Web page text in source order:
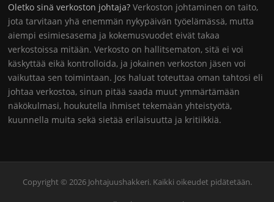
Oletko sinä verkoston johtaja? Verkoston johtaminen on taito,
jota tarvitaan yhä enemmän nykypäivän työelämässä, mutta
aiempi esimiesasema ja kokemusvuodet eivät takaa
verkostoissa mitään. Verkosto on hallitsematon, sitä ei voi
käskyttää eikä kontrolloida, ja jokainen verkoston jäsen voi
vaikuttaa sen toimintaan. Jos haluat toteuttaa oman tahtosi eli
johtaa verkostoa, sinun pitää saada muut ymmärtämään
näkökulmasi, houkutella ihmiset tekemään yhteistyötä,
kuunnella muita sekä sietää erilaisuutta ja kritiikkiä.
Copyright © 2026 Johtajuushakkeri. Kaikki oikeudet pidätetään.